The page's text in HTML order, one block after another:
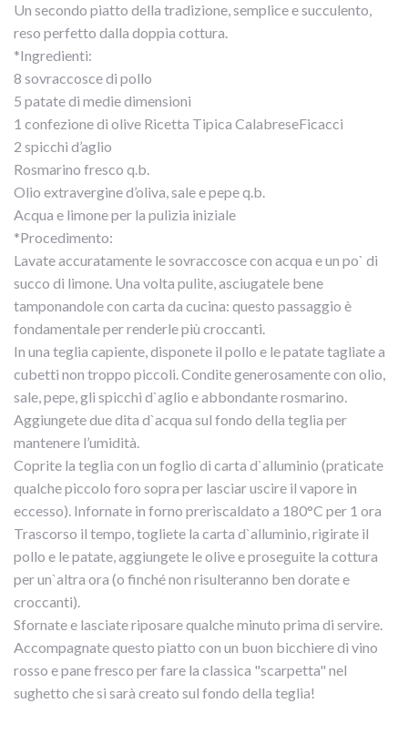
Un secondo piatto della tradizione, semplice e succulento,
reso perfetto dalla doppia cottura.
*Ingredienti:
8 sovraccosce di pollo
5 patate di medie dimensioni
1 confezione di olive Ricetta Tipica CalabreseFicacci
2 spicchi d’aglio
Rosmarino fresco q.b.
Olio extravergine d’oliva, sale e pepe q.b.
Acqua e limone per la pulizia iniziale
*Procedimento:
Lavate accuratamente le sovraccosce con acqua e un po` di
succo di limone. Una volta pulite, asciugatele bene
tamponandole con carta da cucina: questo passaggio è
fondamentale per renderle più croccanti.
In una teglia capiente, disponete il pollo e le patate tagliate a
cubetti non troppo piccoli. Condite generosamente con olio,
sale, pepe, gli spicchi d`aglio e abbondante rosmarino.
Aggiungete due dita d`acqua sul fondo della teglia per
mantenere l’umidità.
Coprite la teglia con un foglio di carta d`alluminio (praticate
qualche piccolo foro sopra per lasciar uscire il vapore in
eccesso). Infornate in forno preriscaldato a 180°C per 1 ora
Trascorso il tempo, togliete la carta d`alluminio, rigirate il
pollo e le patate, aggiungete le olive e proseguite la cottura
per un`altra ora (o finché non risulteranno ben dorate e
croccanti).
Sfornate e lasciate riposare qualche minuto prima di servire.
Accompagnate questo piatto con un buon bicchiere di vino
rosso e pane fresco per fare la classica "scarpetta" nel
sughetto che si sarà creato sul fondo della teglia!